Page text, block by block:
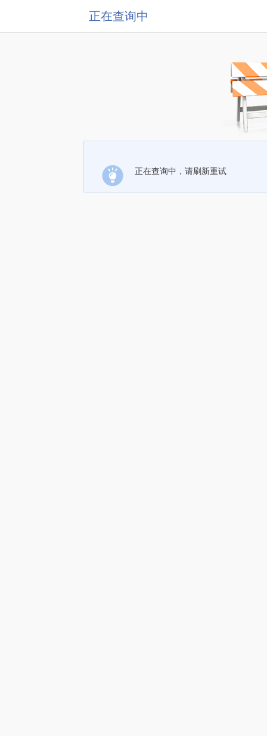
正在查询中
正在查询中，请刷新重试